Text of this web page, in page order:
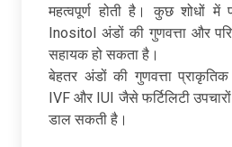
महत्वपूर्ण होती है। कुछ शोधों में
Inositol अंडों की गुणवत्ता और
सहायक हो सकता है।
बेहतर अंडों की गुणवत्ता
IVF और IUI जैसे फर्टिलिटी
डाल सकती है।